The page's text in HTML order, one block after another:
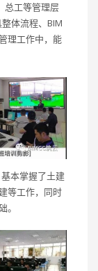
总工等管理层
体流程、BIM
理工作中，能
本掌握了土建
等工作，同时
。